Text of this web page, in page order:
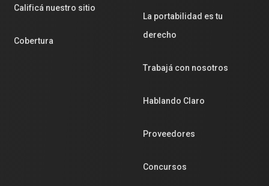
Calificá nuestro sitio
Cobertura
La portabilidad es tu
derecho
Trabajá con nosotros
Hablando Claro
Proveedores
Concursos